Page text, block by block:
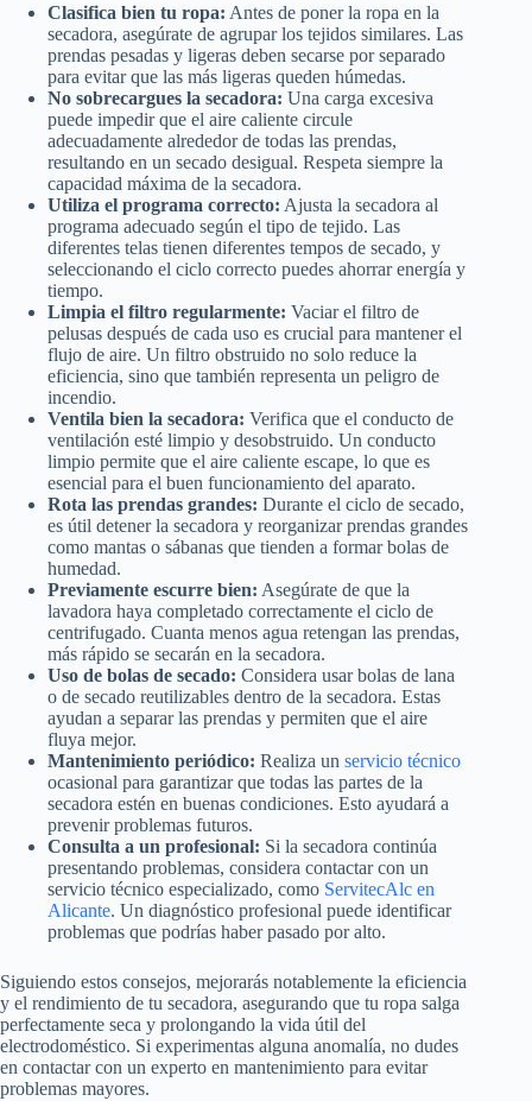
Clasifica bien tu ropa: Antes de poner la ropa en la
secadora, asegúrate de agrupar los tejidos similares. Las
prendas pesadas y ligeras deben secarse por separado
para evitar que las más ligeras queden húmedas.
No sobrecargues la secadora: Una carga excesiva
puede impedir que el aire caliente circule
adecuadamente alrededor de todas las prendas,
resultando en un secado desigual. Respeta siempre la
capacidad máxima de la secadora.
Utiliza el programa correcto: Ajusta la secadora al
programa adecuado según el tipo de tejido. Las
diferentes telas tienen diferentes tempos de secado, y
seleccionando el ciclo correcto puedes ahorrar energía y
tiempo.
Limpia el filtro regularmente: Vaciar el filtro de
pelusas después de cada uso es crucial para mantener el
flujo de aire. Un filtro obstruido no solo reduce la
eficiencia, sino que también representa un peligro de
incendio.
Ventila bien la secadora: Verifica que el conducto de
ventilación esté limpio y desobstruido. Un conducto
limpio permite que el aire caliente escape, lo que es
esencial para el buen funcionamiento del aparato.
Rota las prendas grandes: Durante el ciclo de secado,
es útil detener la secadora y reorganizar prendas grandes
como mantas o sábanas que tienden a formar bolas de
humedad.
Previamente escurre bien: Asegúrate de que la
lavadora haya completado correctamente el ciclo de
centrifugado. Cuanta menos agua retengan las prendas,
más rápido se secarán en la secadora.
Uso de bolas de secado: Considera usar bolas de lana
o de secado reutilizables dentro de la secadora. Estas
ayudan a separar las prendas y permiten que el aire
fluya mejor.
Mantenimiento periódico: Realiza un servicio técnico
ocasional para garantizar que todas las partes de la
secadora estén en buenas condiciones. Esto ayudará a
prevenir problemas futuros.
Consulta a un profesional: Si la secadora continúa
presentando problemas, considera contactar con un
servicio técnico especializado, como ServitecAlc en
Alicante. Un diagnóstico profesional puede identificar
problemas que podrías haber pasado por alto.
Siguiendo estos consejos, mejorarás notablemente la eficiencia
y el rendimiento de tu secadora, asegurando que tu ropa salga
perfectamente seca y prolongando la vida útil del
electrodoméstico. Si experimentas alguna anomalía, no dudes
en contactar con un experto en mantenimiento para evitar
problemas mayores.